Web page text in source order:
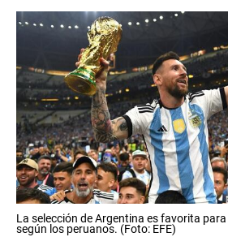
La selección de Argentina es favorita
según los peruanos. (Foto: EFE)